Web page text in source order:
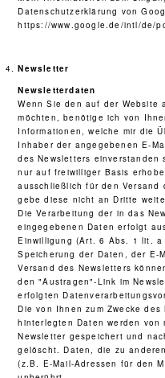
Datenschutzerklärung von
https://www.google.de/intl/de/
Newsletter
Newsletterdaten
Wenn Sie den auf der Website
möchten, benötige ich von
Informationen, welche mir die
Inhaber der angegebenen E-
des Newsletters einverstanden
nur auf freiwilliger Basis
ausschließlich für den Versand
gebe diese nicht an Dritte
Die Verarbeitung der in das
eingegebenen Daten erfolgt
Einwilligung (Art. 6 Abs. 1 lit.
Speicherung der Daten, der E-
Versand des Newsletters
den "Austragen"-Link im
erfolgten
Die von Ihnen zum Zwecke
hinterlegten Daten werden von
Newsletter gespeichert und
gelöscht. Daten, die zu
(z.B. E-Mail-Adressen für den